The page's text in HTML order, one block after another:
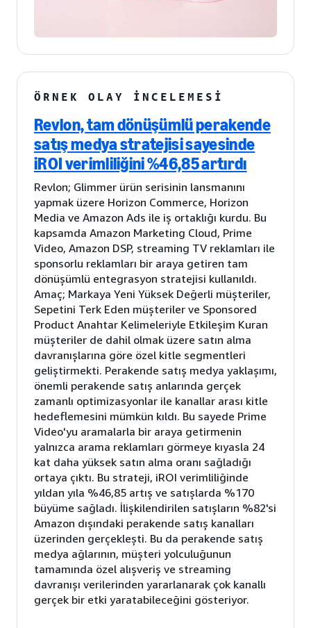
ÖRNEK OLAY İNCELEMESI
Revlon, tam dönüşümlü perakende
satış medya stratejisi sayesinde
iROI verimliliğini %46,85 artırdı
Revlon; Glimmer ürün serisinin lansmanını
yapmak üzere Horizon Commerce, Horizon
Media ve Amazon Ads ile iş ortaklığı kurdu. Bu
kapsamda Amazon Marketing Cloud, Prime
Video, Amazon DSP, streaming TV reklamları ile
sponsorlu reklamları bir araya getiren tam
dönüşümlü entegrasyon stratejisi kullanıldı.
Amaç; Markaya Yeni Yüksek Değerli müşteriler,
Sepetini Terk Eden müşteriler ve Sponsored
Product Anahtar Kelimeleriyle Etkileşim Kuran
müşteriler de dahil olmak üzere satın alma
davranışlarına göre özel kitle segmentleri
geliştirmekti. Perakende satış medya yaklaşımı,
önemli perakende satış anlarında gerçek
zamanlı optimizasyonlar ile kanallar arası kitle
hedeflemesini mümkün kıldı. Bu sayede Prime
Video'yu aramalarla bir araya getirmenin
yalnızca arama reklamları görmeye kıyasla 24
kat daha yüksek satın alma oranı sağladığı
ortaya çıktı. Bu strateji, iROI verimliliğinde
yıldan yıla %46,85 artış ve satışlarda %170
büyüme sağladı. İlişkilendirilen satışların %82'si
Amazon dışındaki perakende satış kanalları
üzerinden gerçekleşti. Bu da perakende satış
medya ağlarının, müşteri yolculuğunun
tamamında özel alışveriş ve streaming
davranışı verilerinden yararlanarak çok kanallı
gerçek bir etki yaratabileceğini gösteriyor.